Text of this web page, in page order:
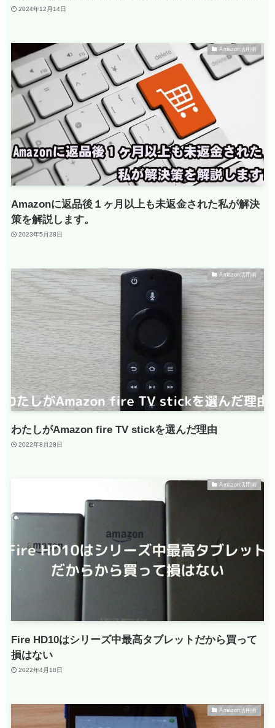
2024年12月14日
Amazon活用術
Amazonに返品後１ヶ月以上も未返金された私が解決
策を解説します。
2023年5月28日
Amazon活用術
わたしがAmazon fire TV stickを選んだ理由
2022年8月28日
Amazon活用術
Fire HD10はシリーズ中最高タブレットだから買って
損はない
2022年4月18日
Amazon活用術